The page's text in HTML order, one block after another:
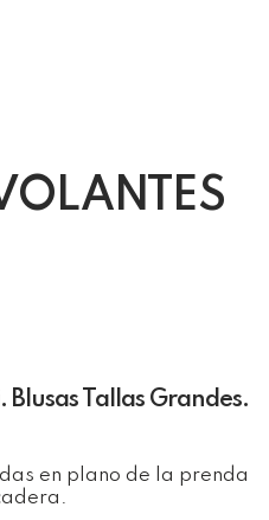
Blusas Tallas Grandes.
en plano de la prenda